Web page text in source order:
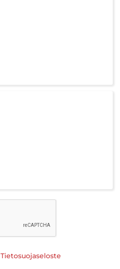
Tietosuojaseloste